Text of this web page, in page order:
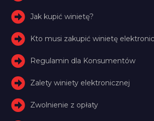
Jak kupić winietę?
Kto musi zakupić winietę
Regulamin dla Konsumentów
Zalety winiety elektronicznej
Zwolnienie z opłaty